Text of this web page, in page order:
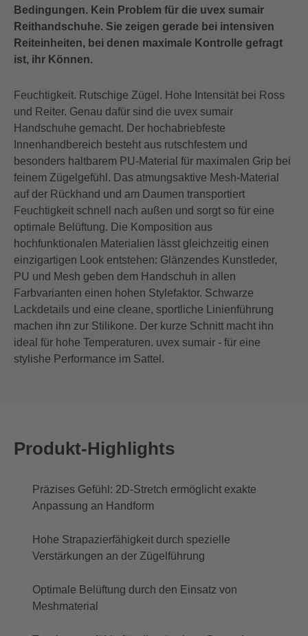
Bedingungen. Kein Problem für die uvex sumair
Reithandschuhe. Sie zeigen gerade bei intensiven
Reiteinheiten, bei denen maximale Kontrolle gefragt
ist, ihr Können.
Feuchtigkeit. Rutschige Zügel. Hohe Intensität bei Ross
und Reiter. Genau dafür sind die uvex sumair
Handschuhe gemacht. Der hochabriebfeste
Innenhandbereich besteht aus rutschfestem und
besonders haltbarem PU-Material für maximalen Grip bei
feinem Zügelgefühl. Das atmungsaktive Mesh-Material
auf der Rückhand und am Daumen transportiert
Feuchtigkeit schnell nach außen und sorgt so für eine
optimale Belüftung. Die Komposition aus
hochfunktionalen Materialien lässt gleichzeitig einen
einzigartigen Look entstehen: Glänzendes Kunstleder,
PU und Mesh geben dem Handschuh in allen
Farbvarianten einen hohen Stylefaktor. Schwarze
Lackdetails und eine cleane, sportliche Linienführung
machen ihn zur Stilikone. Der kurze Schnitt macht ihn
ideal für hohe Temperaturen. uvex sumair - für eine
stylishe Performance im Sattel.
Produkt-Highlights
Präzises Gefühl: 2D-Stretch ermöglicht exakte
Anpassung an Handform
Hohe Strapazierfähigkeit durch spezielle
Verstärkungen an der Zügelführung
Optimale Belüftung durch den Einsatz von
Meshmaterial